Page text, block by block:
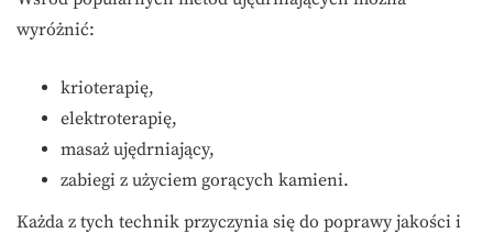
wyróżnić:
krioterapię,
elektroterapię,
masaż ujędrniający,
zabiegi z użyciem gorących kamieni.
Każda z tych technik przyczynia się do poprawy jakości i